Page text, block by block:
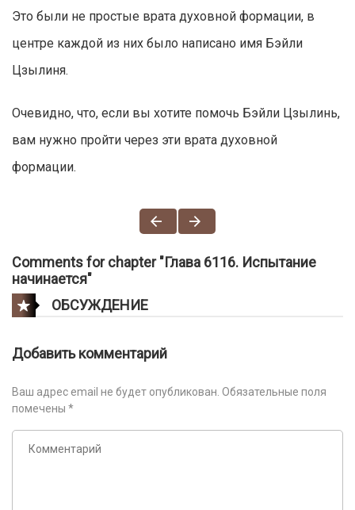
Это были не простые врата духовной формации, в
центре каждой из них было написано имя Бэйли
Цзылиня.
Очевидно, что, если вы хотите помочь Бэйли Цзылинь,
вам нужно пройти через эти врата духовной
формации.
Comments for chapter "Глава 6116. Испытание
начинается"
ОБСУЖДЕНИЕ
Добавить комментарий
Ваш адрес email не будет опубликован. Обязательные поля
помечены *